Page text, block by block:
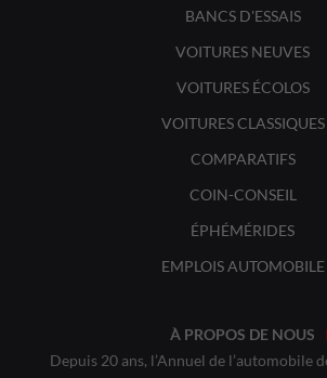
BANCS D'ESSAIS
VOITURES NEUVES
VOITURES ÉCOLOS
VOITURES CLASSIQUES
COMPARATIFS
COIN-CONSEIL
ÉPHÉMÉRIDES
EMPLOIS AUTOMOBILE
À PROPOS DE NOUS
Depuis 20 ans, l’Annuel de l’automobile